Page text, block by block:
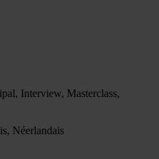
Interview, Masterclass,
Néerlandais